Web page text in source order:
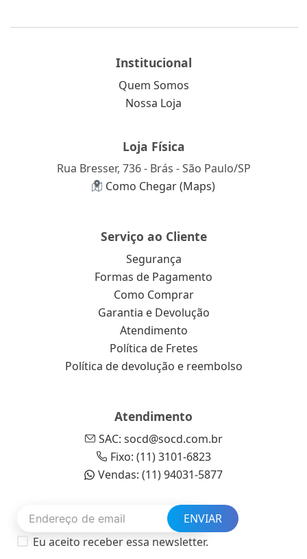
Institucional
Quem Somos
Nossa Loja
Loja Física
Rua Bresser, 736 - Brás - São Paulo/SP
Como Chegar (Maps)
Serviço ao Cliente
Segurança
Formas de Pagamento
Como Comprar
Garantia e Devolução
Atendimento
Política de Fretes
Política de devolução e reembolso
Atendimento
SAC: socd@socd.com.br
Fixo: (11) 3101-6823
Vendas: (11) 94031-5877
ENVIAR
Eu aceito receber essa newsletter.